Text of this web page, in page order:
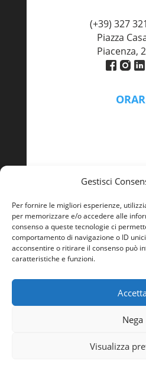
Gestisci
Per fornire le migliori esperienze,
per memorizzare e/o accedere alle
consenso a queste tecnologie ci
comportamento di navigazione o ID
acconsentire o ritirare il consenso può
caratteristiche e funzioni.
Nega
Visualizza
(+39) 327
Piazza
Piacenza,